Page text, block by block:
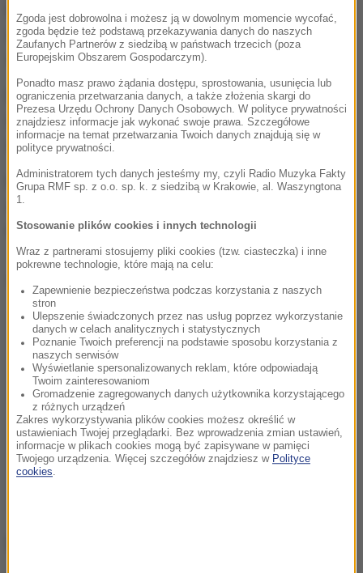
lekarzy. Funkcjonariusze zabrali do badań jej
spodenki. Służby chcą sprawdzić, czy napastnicy
zostawili ślady, które mogą pomóc w śledztwie.
Funkcjonariusze apelują o pomoc do wszystkich
osób, które mogły być świadkami tej sytuacji. Jak
zaznaczają, każda informacja może być pomocna.
Konsulat RP w Mediolanie poinformował PAP, że
zajmuje się sprawą napadniętych Polaków i że będą
mieli zapewnioną wszelką opiekę.
Zgoda jest dobrowolna i możesz ją w dowolnym momencie wycofać,
zgoda będzie też podstawą przekazywania danych do naszych
Zaufanych Partnerów z siedzibą w państwach trzecich (poza
Europejskim Obszarem Gospodarczym).
Ponadto masz prawo żądania dostępu, sprostowania, usunięcia lub
ograniczenia przetwarzania danych, a także złożenia skargi do
Prezesa Urzędu Ochrony Danych Osobowych. W polityce prywatności
znajdziesz informacje jak wykonać swoje prawa. Szczegółowe
informacje na temat przetwarzania Twoich danych znajdują się w
polityce prywatności.
Administratorem tych danych jesteśmy my, czyli Radio Muzyka Fakty
Grupa RMF sp. z o.o. sp. k. z siedzibą w Krakowie, al. Waszyngtona
1.
Stosowanie plików cookies i innych technologii
Wraz z partnerami stosujemy pliki cookies (tzw. ciasteczka) i inne
pokrewne technologie, które mają na celu:
Zapewnienie bezpieczeństwa podczas korzystania z naszych
stron
Ulepszenie świadczonych przez nas usług poprzez wykorzystanie
danych w celach analitycznych i statystycznych
Poznanie Twoich preferencji na podstawie sposobu korzystania z
naszych serwisów
Wyświetlanie spersonalizowanych reklam, które odpowiadają
Twoim zainteresowaniom
Gromadzenie zagregowanych danych użytkownika korzystającego
z różnych urządzeń
Zakres wykorzystywania plików cookies możesz określić w
ustawieniach Twojej przeglądarki. Bez wprowadzenia zmian ustawień,
informacje w plikach cookies mogą być zapisywane w pamięci
Twojego urządzenia. Więcej szczegółów znajdziesz w Polityce
cookies.